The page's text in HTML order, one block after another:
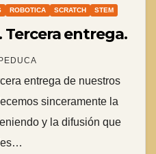
ROBOTICA SCRATCH STEM
entrega.
entrega de nuestros
sinceramente la
y la difusión que